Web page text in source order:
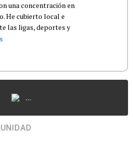
una concentración en
He cubierto local e
las ligas, deportes y
...